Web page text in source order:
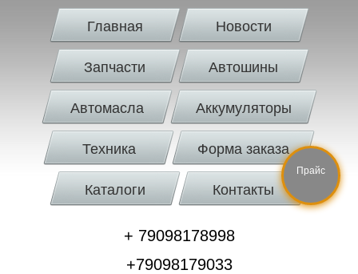
Главная Новости
Запчасти Автошины
Автомасла Аккумуляторы
Техника Форма заказа
Каталоги Контакты
+ 79098178998
+79098179033
Прайс